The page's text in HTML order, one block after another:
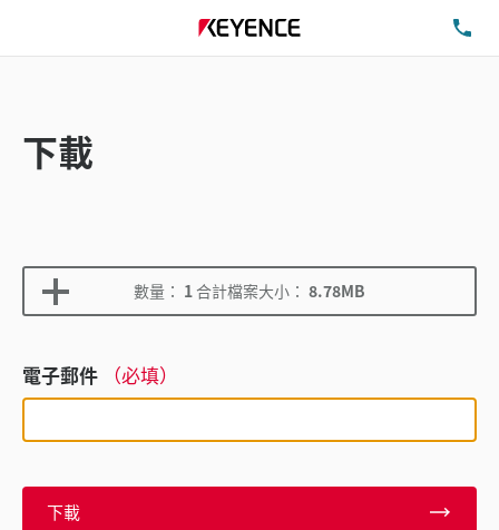
下載
數量： 1合計檔案大小： 8.78MB
電子郵件 （必填）
下載